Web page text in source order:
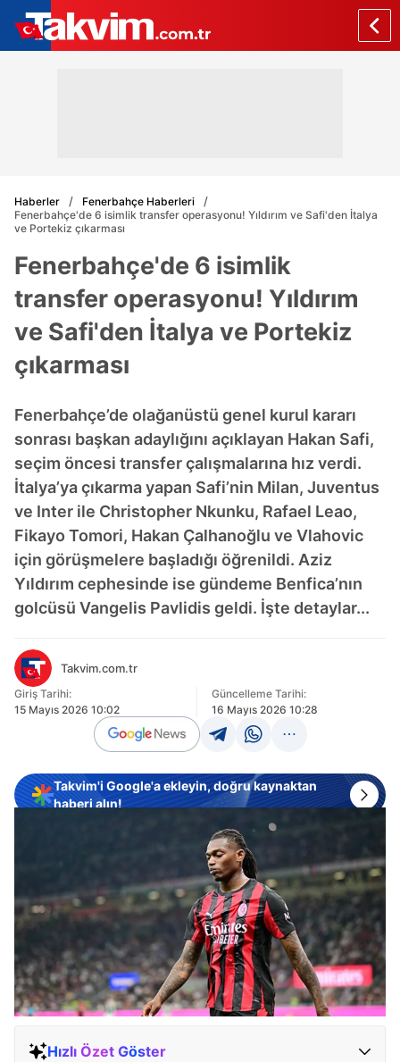
Haberler
Fenerbahçe Haberleri
Fenerbahçe'de 6 isimlik transfer operasyonu! Yıldırım ve Safi'den İtalya
ve Portekiz çıkarması
Fenerbahçe'de 6 isimlik
transfer operasyonu! Yıldırım
ve Safi'den İtalya ve Portekiz
çıkarması
Fenerbahçe’de olağanüstü genel kurul kararı
sonrası başkan adaylığını açıklayan Hakan Safi,
seçim öncesi transfer çalışmalarına hız verdi.
İtalya’ya çıkarma yapan Safi’nin Milan, Juventus
ve Inter ile Christopher Nkunku, Rafael Leao,
Fikayo Tomori, Hakan Çalhanoğlu ve Vlahovic
için görüşmelere başladığı öğrenildi. Aziz
Yıldırım cephesinde ise gündeme Benfica’nın
golcüsü Vangelis Pavlidis geldi. İşte detaylar...
Takvim.com.tr
Giriş Tarihi:
15 Mayıs 2026 10:02
Güncelleme Tarihi:
16 Mayıs 2026 10:28
Takvim'i Google'a ekleyin, doğru kaynaktan
haberi alın!
Hızlı Özet Göster